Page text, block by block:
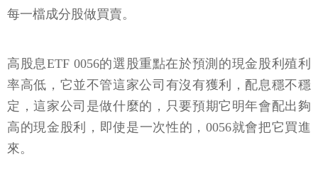
每一檔成分股做買賣。
高股息ETF 0056的選股重點在於預測的現金股利殖利
率高低，它並不管這家公司有沒有獲利，配息穩不穩
定，這家公司是做什麼的，只要預期它明年會配出夠
高的現金股利，即使是一次性的，0056就會把它買進
來。